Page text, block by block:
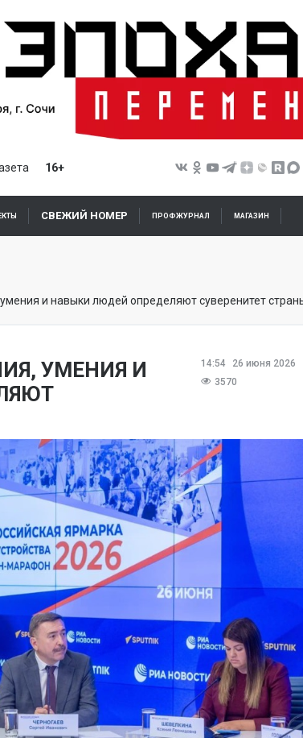
16+
СВЕЖИЙ НОМЕР ПРОФЖУРНАЛ МАГАЗИН
и навыки людей определяют суверенитет
14:54
26 июня 2026
3570
УМЕНИЯ И